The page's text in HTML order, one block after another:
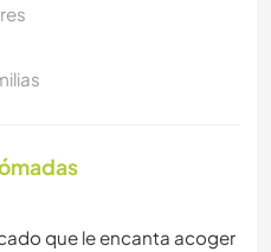
que le encanta acoger